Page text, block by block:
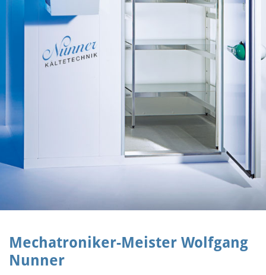
Mechatroniker-Meister Wolfgang
Nunner